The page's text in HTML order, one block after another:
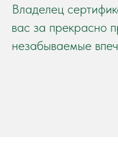
Владелец
вас за прекрасно
незабываемые